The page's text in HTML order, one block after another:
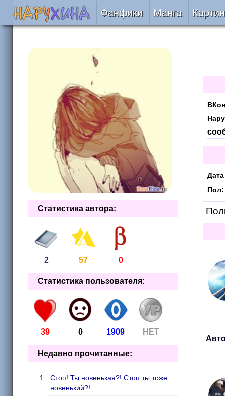
Фанфики
Подобрать
Рецензии
На проверке
Отправить
Манга
Пол:
Статистика автора:
2 57 0
Статистика пользователя:
39 0 1909 НЕТ
Недавно прочитанные:
Стоп! Ты новенькая?! Стоп ты тоже
новенький?!